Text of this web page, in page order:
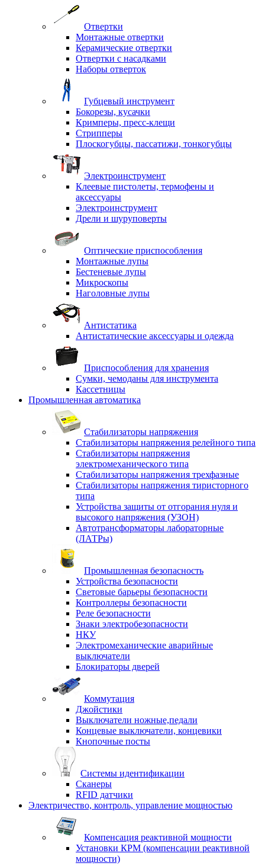
Отвертки
Монтажные отвертки
Керамические отвертки
Отвертки с насадками
Наборы отверток
Губцевый инструмент
Бокорезы, кусачки
Кримперы, пресс-клещи
Стрипперы
Плоскогубцы, пассатижи, тонкогубцы
Электроинструмент
Клеевые пистолеты, термофены и
аксессуары
Электроинструмент
Дрели и шуруповерты
Оптические приспособления
Монтажные лупы
Бестеневые лупы
Микроскопы
Наголовные лупы
Антистатика
Антистатические аксессуары и одежда
Приспособления для хранения
Сумки, чемоданы для инструмента
Кассетницы
Промышленная автоматика
Стабилизаторы напряжения
Стабилизаторы напряжения релейного типа
Стабилизаторы напряжения
электромеханического типа
Стабилизаторы напряжения трехфазные
Стабилизаторы напряжения тиристорного
типа
Устройства защиты от отгорания нуля и
высокого напряжения (УЗОН)
Автотрансформаторы лабораторные
(ЛАТРы)
Промышленная безопасность
Устройства безопасности
Световые барьеры безопасности
Контроллеры безопасности
Реле безопасности
Знаки электробезопасности
НКУ
Электромеханические аварийные
выключатели
Блокираторы дверей
Коммутация
Джойстики
Выключатели ножные,педали
Концевые выключатели, концевики
Кнопочные посты
Системы идентификации
Сканеры
RFID датчики
Электричество, контроль, управление мощностью
Компенсация реактивной мощности
Установки КРМ (компенсации реактивной
мощности)